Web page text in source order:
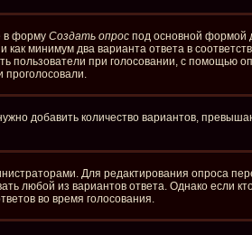
в форму Создать опрос под основной формой
минимум два варианта ответа в
пользователи при голосовании, с помощью
проголосовали.
добавить количество вариантов,
Для редактирования опроса
любой из вариантов ответа. Однако если
во время голосования.